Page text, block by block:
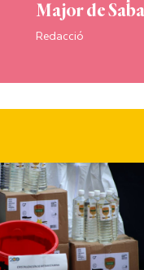
Major de
Redacció